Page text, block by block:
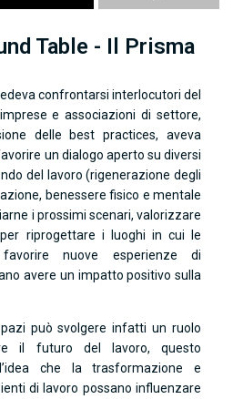
Table - Il Prisma
confrontarsi interlocutori del
e associazioni di settore,
delle best practices, aveva
un dialogo aperto su diversi
del lavoro (rigenerazione degli
benessere fisico e mentale
i prossimi scenari, valorizzare
riprogettare i luoghi in cui le
nuove esperienze di
avere un impatto positivo sulla
può svolgere infatti un ruolo
il futuro del lavoro, questo
che la trasformazione e
di lavoro possano influenzare